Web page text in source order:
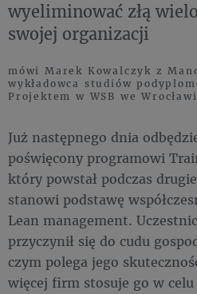
wyeliminować złą
swojej organizacji
mówi Marek Kowalczyk z
wykładowca studiów
Projektem w WSB we
Już następnego dnia
poświęcony programowi
który powstał podczas
stanowi podstawę
Lean management.
przyczynił się do cudu
czym polega jego
więcej firm stosuje go w